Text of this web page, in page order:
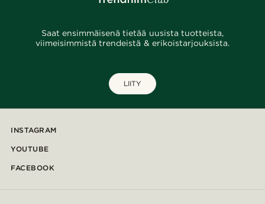
Saat ensimmäisenä tietää uusista tuotteista,
viimeisimmistä trendeistä & erikoistarjouksista.
LIITY
INSTAGRAM
YOUTUBE
FACEBOOK